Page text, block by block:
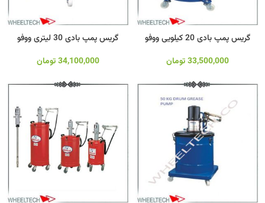
گریس پمپ بادی 20 کیلویی ووفو
33,500,000 تومان
گریس پمپ بادی 30 لیتری ووفو
34,100,000 تومان